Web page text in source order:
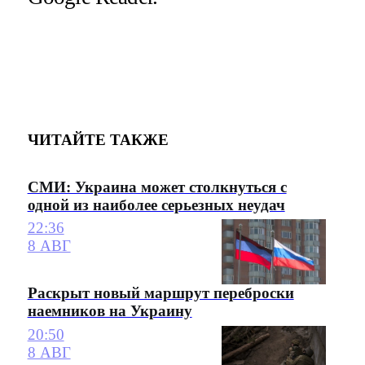
ЧИТАЙТЕ ТАКЖЕ
СМИ: Украина может столкнуться с
одной из наиболее серьезных неудач
22:36
8 АВГ
Раскрыт новый маршрут переброски
наемников на Украину
20:50
8 АВГ